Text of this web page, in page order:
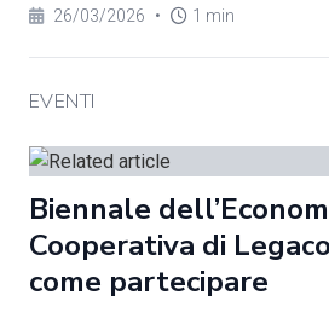
26/03/2026 • 1 min
EVENTI
Biennale
Cooperativa di
come partecipare